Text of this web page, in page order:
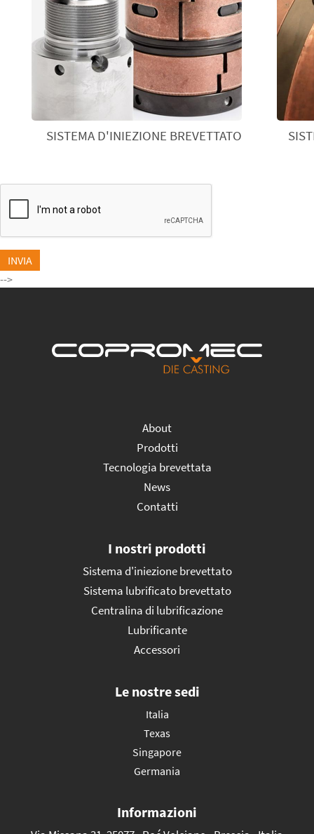
SISTEMA D'INIEZIONE BREVETTATO
INVIA
-->
About
Prodotti
Tecnologia brevettata
News
Contatti
I nostri prodotti
Sistema d'iniezione brevettato
Sistema lubrificato brevettato
Centralina di lubrificazione
Lubrificante
Accessori
Le nostre sedi
Italia
Texas
Singapore
Germania
Informazioni